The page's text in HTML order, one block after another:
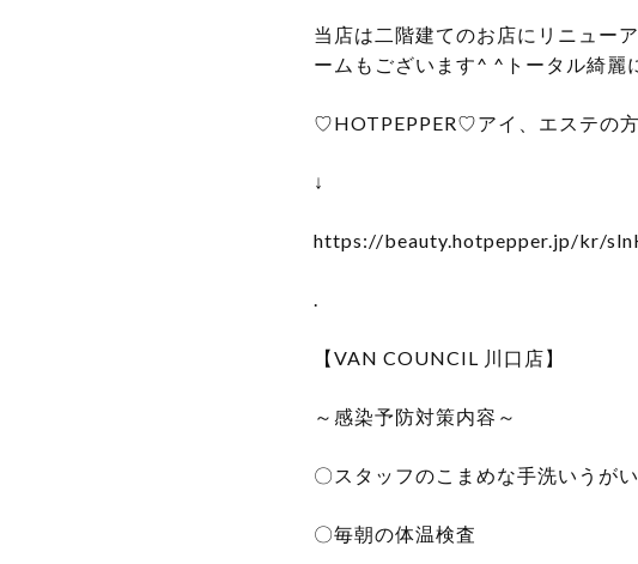
当店は二階建てのお店にリニュー
ームもございます^ ^トータル綺麗
♡HOTPEPPER♡アイ、エステの
↓
https://beauty.hotpepper.jp/kr/
.
【VAN COUNCIL 川口店】
～感染予防対策内容～
〇スタッフのこまめな手洗いうが
〇毎朝の体温検査